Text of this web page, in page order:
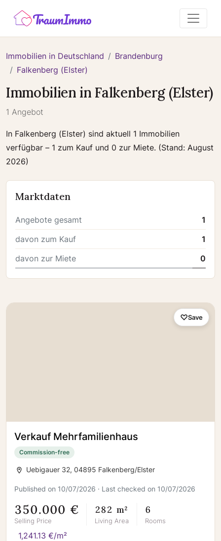
Immobilien in Deutschland
Brandenburg
Falkenberg (Elster)
Immobilien in Falkenberg (Elster)
1 Angebot
In Falkenberg (Elster) sind aktuell 1 Immobilien
verfügbar – 1 zum Kauf und 0 zur Miete. (Stand: August
2026)
Marktdaten
Angebote gesamt
1
davon zum Kauf
1
davon zur Miete
0
Verkauf Mehrfamilienhaus
Commission-free
Uebigauer 32, 04895 Falkenberg/Elster
Published on 10/07/2026 · Last checked on 10/07/2026
350.000 €
Selling Price
282 m²
Living Area
6
Rooms
1,241.13 €/m²
Save